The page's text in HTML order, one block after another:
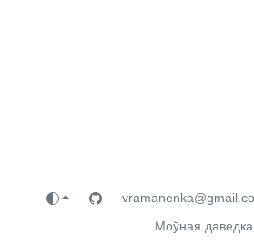
Моўная даведка